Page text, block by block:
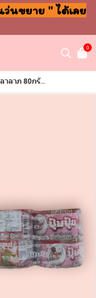
นขยาย " ได้เลย
0
ภ 80กรัม (แพ็ค10)